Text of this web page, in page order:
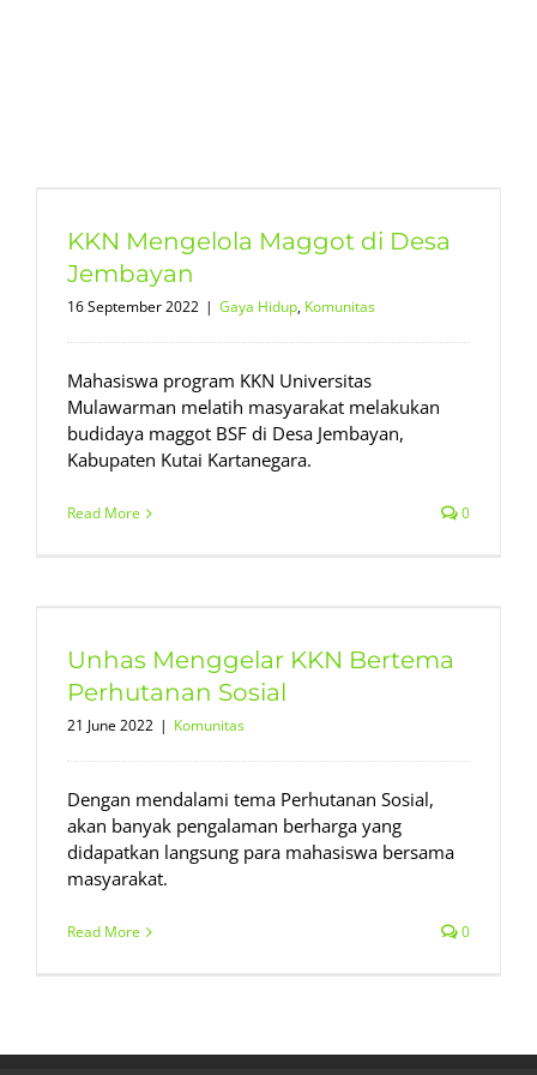
KKN Mengelola Maggot di Desa
Jembayan
16 September 2022 | Gaya Hidup, Komunitas
Mahasiswa program KKN Universitas
Mulawarman melatih masyarakat melakukan
budidaya maggot BSF di Desa Jembayan,
Kabupaten Kutai Kartanegara.
Read More 0
Unhas Menggelar KKN Bertema
Perhutanan Sosial
21 June 2022 | Komunitas
Dengan mendalami tema Perhutanan Sosial,
akan banyak pengalaman berharga yang
didapatkan langsung para mahasiswa bersama
masyarakat.
Read More 0